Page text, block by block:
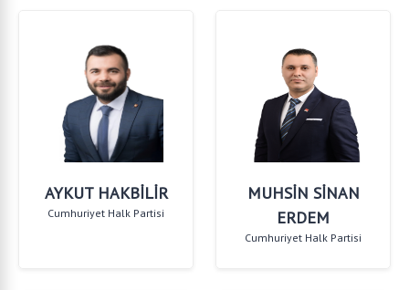
AYKUT HAKBİLİR
Cumhuriyet Halk Partisi
MUHSİN SİNAN
ERDEM
Cumhuriyet Halk Partisi